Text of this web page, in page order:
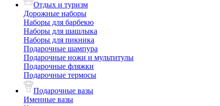
Отдых и туризм
Дорожные наборы
Наборы для барбекю
Наборы для шашлыка
Наборы для пикника
Подарочные шампура
Подарочные ножи и мультитулы
Подарочные фляжки
Подарочные термосы
Подарочные вазы
Именные вазы